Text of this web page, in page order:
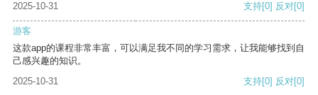
2025-10-31
支持[0] 反对[0]
游客
这款app的课程非常丰富，可以满足我不同的学习需求，让我能够找到自
己感兴趣的知识。
2025-10-31
支持[0] 反对[0]